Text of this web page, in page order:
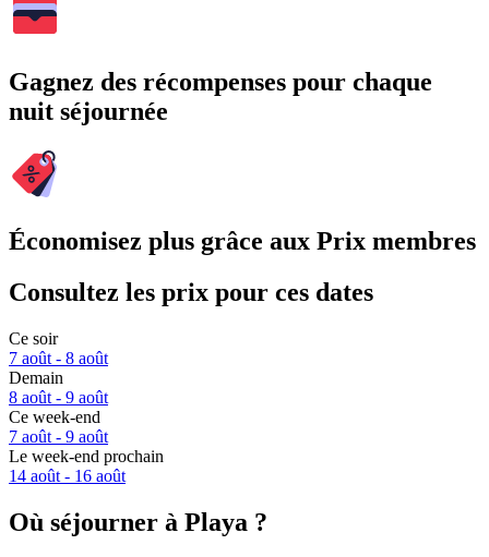
Gagnez des récompenses pour chaque
nuit séjournée
Économisez plus grâce aux Prix membres
Consultez les prix pour ces dates
Ce soir
7 août - 8 août
Demain
8 août - 9 août
Ce week-end
7 août - 9 août
Le week-end prochain
14 août - 16 août
Où séjourner à Playa ?